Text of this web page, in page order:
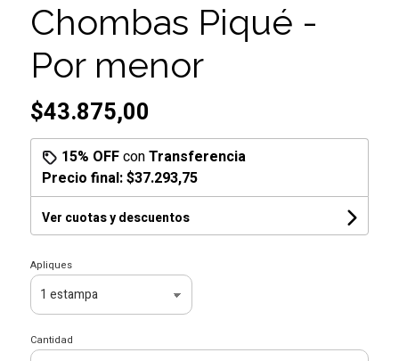
Chombas Piqué -
Por menor
$43.875,00
15% OFFconTransferencia
Precio final:$37.293,75
Ver cuotas y descuentos
Apliques
Cantidad